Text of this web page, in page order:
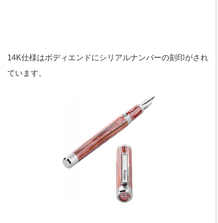
14K仕様はボディエンドにシリアルナンバーの刻印がされ
ています。